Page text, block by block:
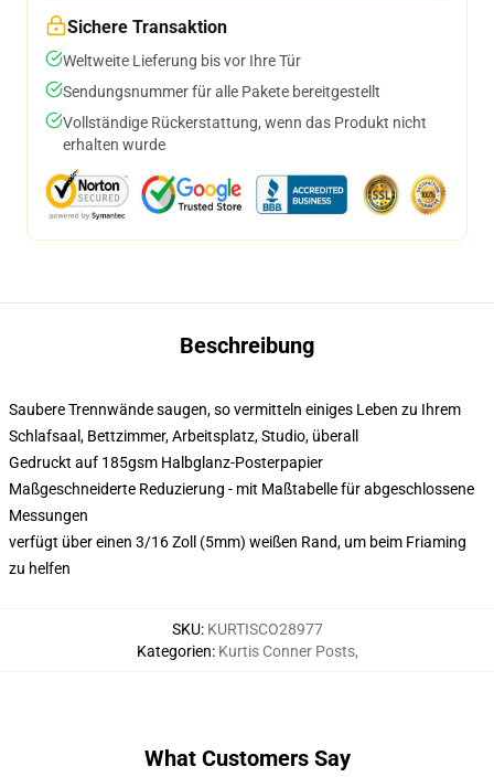
Sichere Transaktion
Weltweite Lieferung bis vor Ihre Tür
Sendungsnummer für alle Pakete bereitgestellt
Vollständige Rückerstattung, wenn das Produkt nicht
erhalten wurde
Beschreibung
Saubere Trennwände saugen, so vermitteln einiges Leben zu Ihrem
Schlafsaal, Bettzimmer, Arbeitsplatz, Studio, überall
Gedruckt auf 185gsm Halbglanz-Posterpapier
Maßgeschneiderte Reduzierung - mit Maßtabelle für abgeschlossene
Messungen
verfügt über einen 3/16 Zoll (5mm) weißen Rand, um beim Friaming
zu helfen
SKU: KURTISCO28977
Kategorien: Kurtis Conner Posts,
What Customers Say